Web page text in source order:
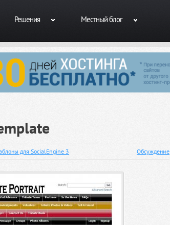
Решения Местный блог
для SocialEngine 3 Обсуждение